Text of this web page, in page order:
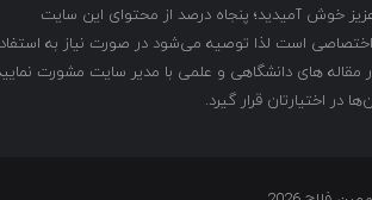
خوش آمیدید؛ پنجاه درصد از محتوای این سایت
است لذا توصیه می‌شود در صورت نیاز به
مقاله های دانشگاهی و علمی با مدیر سایت مشورت
در اختیارتان قرار گیرد.